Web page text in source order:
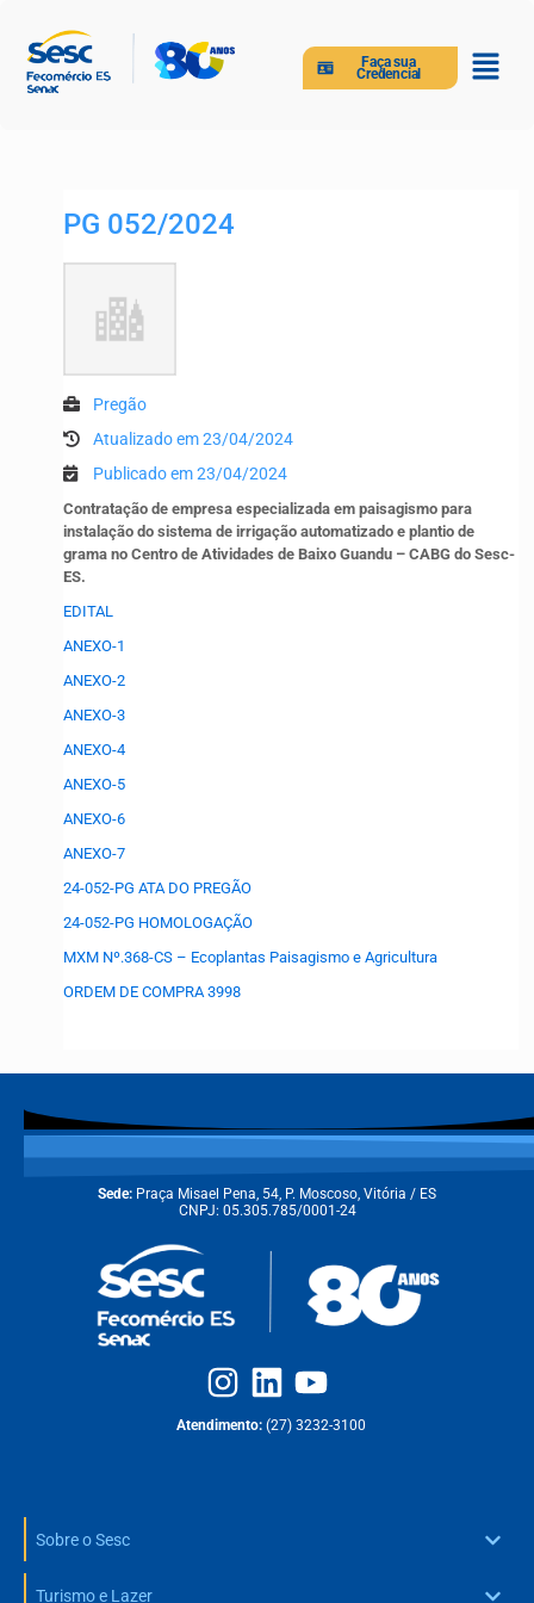
Faça sua
Credencial
PG 052/2024
Pregão
Atualizado em 23/04/2024
Publicado em 23/04/2024
Contratação de empresa especializada em paisagismo para
instalação do sistema de irrigação automatizado e plantio de
grama no Centro de Atividades de Baixo Guandu – CABG do Sesc-
ES.
EDITAL
ANEXO-1
ANEXO-2
ANEXO-3
ANEXO-4
ANEXO-5
ANEXO-6
ANEXO-7
24-052-PG ATA DO PREGÃO
24-052-PG HOMOLOGAÇÃO
MXM Nº.368-CS – Ecoplantas Paisagismo e Agricultura
ORDEM DE COMPRA 3998
Sede: Praça Misael Pena, 54, P. Moscoso, Vitória / ES
CNPJ: 05.305.785/0001-24
Atendimento: (27) 3232-3100
Sobre o Sesc
Turismo e Lazer